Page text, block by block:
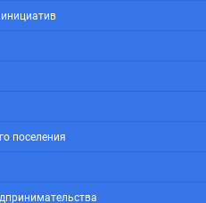
поселения